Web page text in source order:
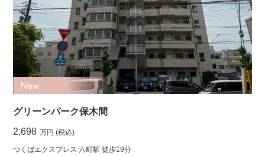
グリーンパーク保木間
2,698 万円 (税込)
つくばエクスプレス 六町駅 徒歩19分